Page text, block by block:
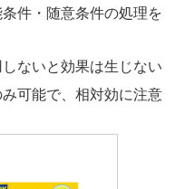
件・随意条件の処理を
ないと効果は生じない
可能で、相対効に注意